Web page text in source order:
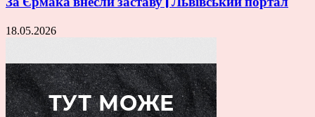
18.05.2026